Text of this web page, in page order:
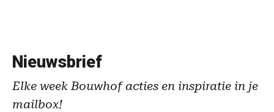
Nieuwsbrief
Elke week Bouwhof acties en inspiratie in je
mailbox!